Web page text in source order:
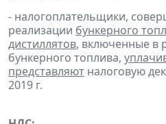
- налогоплательщики,
реализации бункерного
дистиллятов, включенные в
бункерного топлива,
представляют налоговую
2019 г.